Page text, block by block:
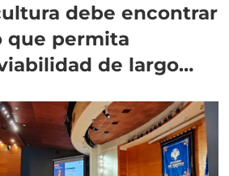
debe encontrar
que permita
de largo